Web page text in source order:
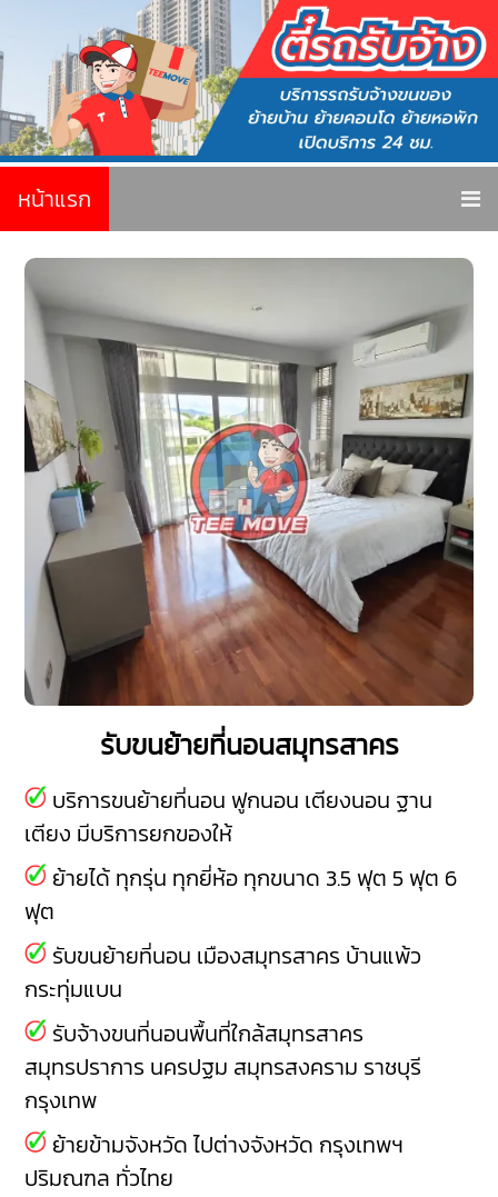
หน้าแรก
รับขนย้ายที่นอนสมุทรสาคร
บริการขนย้ายที่นอน ฟูกนอน เตียงนอน ฐาน
เตียง มีบริการยกของให้
ย้ายได้ ทุกรุ่น ทุกยี่ห้อ ทุกขนาด 3.5 ฟุต 5 ฟุต 6
ฟุต
รับขนย้ายที่นอน เมืองสมุทรสาคร บ้านแพ้ว
กระทุ่มแบน
รับจ้างขนที่นอนพื้นที่ใกล้สมุทรสาคร
สมุทรปราการ นครปฐม สมุทรสงคราม ราชบุรี
กรุงเทพ
ย้ายข้ามจังหวัด ไปต่างจังหวัด กรุงเทพฯ
ปริมณฑล ทั่วไทย